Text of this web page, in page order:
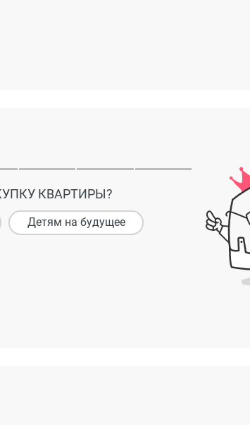
КВАРТИРЫ?
Детям на будущее